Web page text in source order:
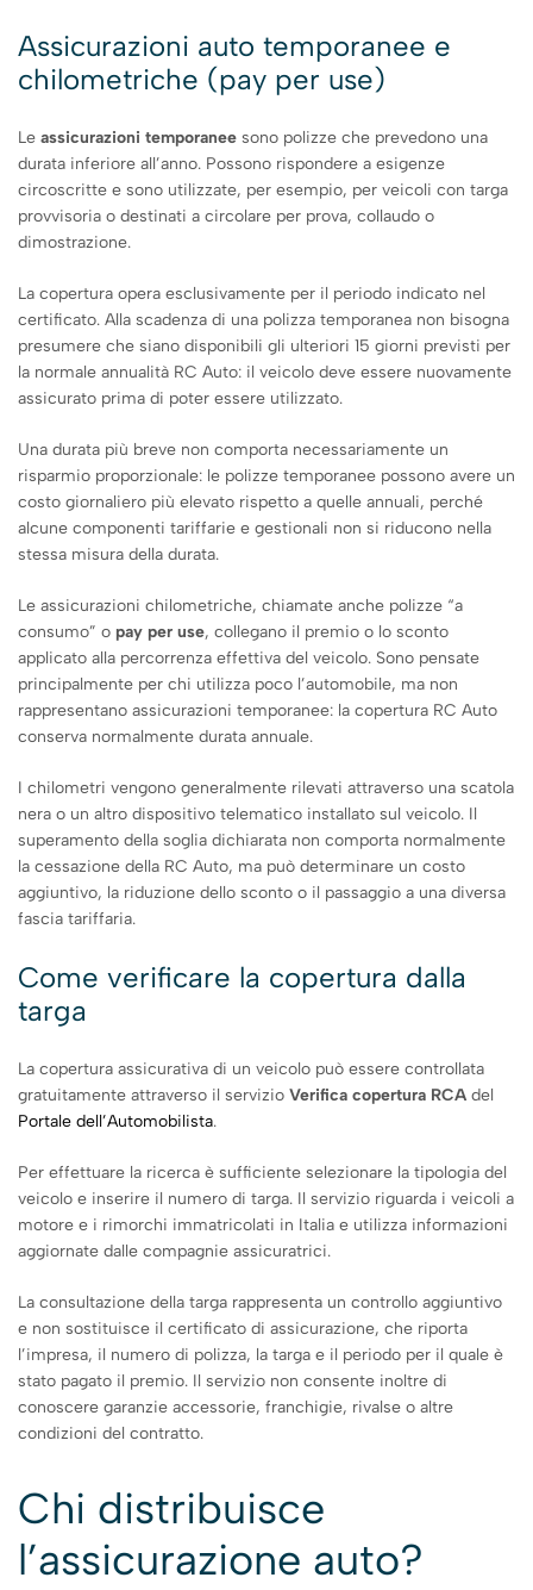
Assicurazioni auto temporanee e
chilometriche (pay per use)
Le assicurazioni temporanee sono polizze che prevedono una
durata inferiore all’anno. Possono rispondere a esigenze
circoscritte e sono utilizzate, per esempio, per veicoli con targa
provvisoria o destinati a circolare per prova, collaudo o
dimostrazione.
La copertura opera esclusivamente per il periodo indicato nel
certificato. Alla scadenza di una polizza temporanea non bisogna
presumere che siano disponibili gli ulteriori 15 giorni previsti per
la normale annualità RC Auto: il veicolo deve essere nuovamente
assicurato prima di poter essere utilizzato.
Una durata più breve non comporta necessariamente un
risparmio proporzionale: le polizze temporanee possono avere un
costo giornaliero più elevato rispetto a quelle annuali, perché
alcune componenti tariffarie e gestionali non si riducono nella
stessa misura della durata.
Le assicurazioni chilometriche, chiamate anche polizze “a
consumo” o pay per use, collegano il premio o lo sconto
applicato alla percorrenza effettiva del veicolo. Sono pensate
principalmente per chi utilizza poco l’automobile, ma non
rappresentano assicurazioni temporanee: la copertura RC Auto
conserva normalmente durata annuale.
I chilometri vengono generalmente rilevati attraverso una scatola
nera o un altro dispositivo telematico installato sul veicolo. Il
superamento della soglia dichiarata non comporta normalmente
la cessazione della RC Auto, ma può determinare un costo
aggiuntivo, la riduzione dello sconto o il passaggio a una diversa
fascia tariffaria.
Come verificare la copertura dalla
targa
La copertura assicurativa di un veicolo può essere controllata
gratuitamente attraverso il servizio Verifica copertura RCA del
Portale dell’Automobilista.
Per effettuare la ricerca è sufficiente selezionare la tipologia del
veicolo e inserire il numero di targa. Il servizio riguarda i veicoli a
motore e i rimorchi immatricolati in Italia e utilizza informazioni
aggiornate dalle compagnie assicuratrici.
La consultazione della targa rappresenta un controllo aggiuntivo
e non sostituisce il certificato di assicurazione, che riporta
l’impresa, il numero di polizza, la targa e il periodo per il quale è
stato pagato il premio. Il servizio non consente inoltre di
conoscere garanzie accessorie, franchigie, rivalse o altre
condizioni del contratto.
Chi distribuisce
l’assicurazione auto?